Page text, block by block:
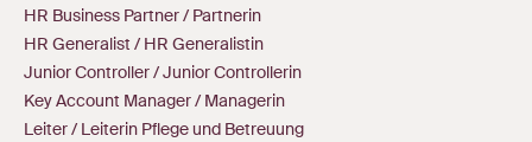
HR Business Partner / Partnerin
HR Generalist / HR Generalistin
Junior Controller / Junior Controllerin
Key Account Manager / Managerin
Leiter / Leiterin Pflege und Betreuung